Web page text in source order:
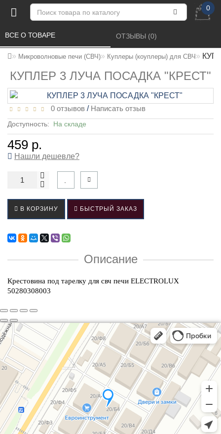
0
Микроволновые печи (СВЧ) Куплеры (коуплеры) для СВЧ
КУПЛЕР 3 ЛУЧА ПОСАДКА "КРЕСТ"
ВСЕ О ТОВАРЕ ОТЗЫВЫ (0)
0 отзывов / Написать отзыв
Доступность: На складе
459 р.
Нашли дешевле?
В КОРЗИНУ БЫСТРЫЙ ЗАКАЗ
Описание
Крестовина под тарелку для свч печи ELECTROLUX
50280308003